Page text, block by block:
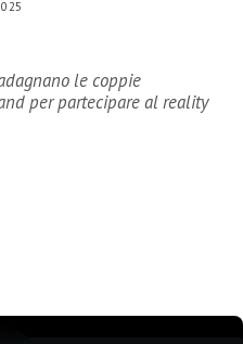
le coppie
per partecipare al reality